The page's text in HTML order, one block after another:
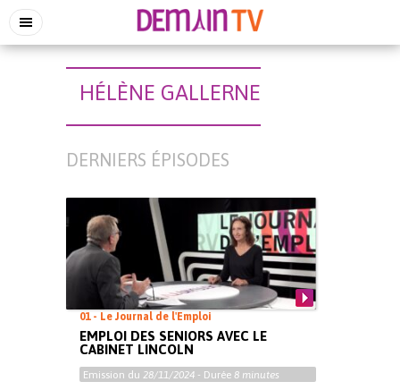
HÉLÈNE GALLERNE
DERNIERS ÉPISODES
01 - Le Journal de l'Emploi
EMPLOI DES SENIORS AVEC LE
CABINET LINCOLN
Emission du 28/11/2024 - Durée 8 minutes